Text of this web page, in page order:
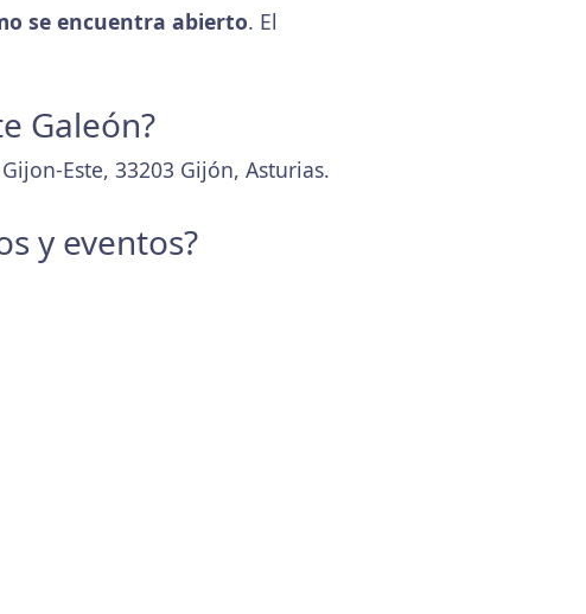
se encuentra abierto. El
Galeón?
Este, 33203 Gijón, Asturias.
y eventos?